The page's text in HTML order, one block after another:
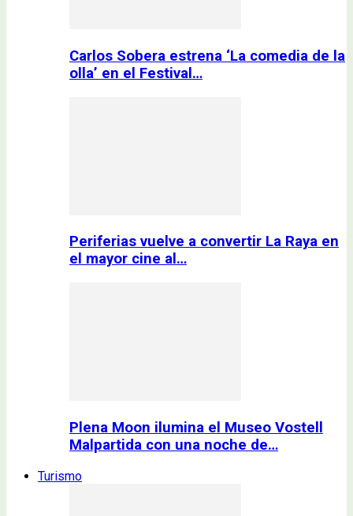
Carlos Sobera estrena ‘La comedia de la
olla’ en el Festival…
Periferias vuelve a convertir La Raya en
el mayor cine al…
Plena Moon ilumina el Museo Vostell
Malpartida con una noche de…
Turismo